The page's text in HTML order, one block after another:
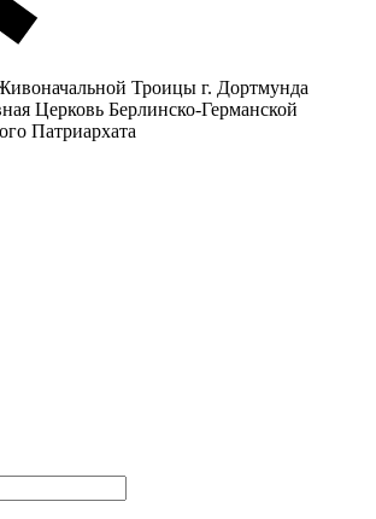
Троицы г. Дортмунда
Церковь Берлинско-Германской
Патриархата